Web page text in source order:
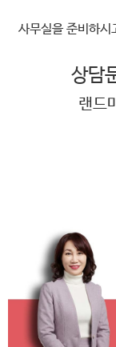
사무실을 준비하시
상담
랜드